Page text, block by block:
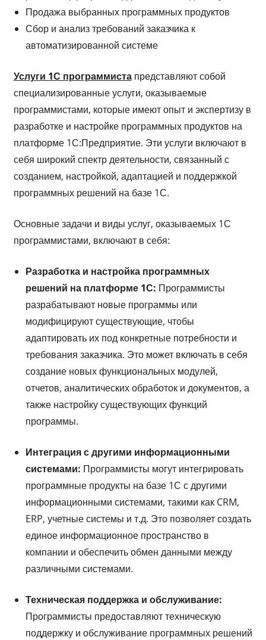
Продажа выбранных программных продуктов
Сбор и анализ требований заказчика к
автоматизированной системе
Услуги 1С программистапредставляют собой
специализированные услуги, оказываемые
программистами, которые имеют опыт и экспертизу в
разработке и настройке программных продуктов на
платформе 1С:Предприятие. Эти услуги включают в
себя широкий спектр деятельности, связанный с
созданием, настройкой, адаптацией и поддержкой
программных решений на базе 1С.
Основные задачи и виды услуг, оказываемых 1С
программистами, включают в себя:
Разработка и настройка программных
решений на платформе 1С: Программисты
разрабатывают новые программы или
модифицируют существующие, чтобы
адаптировать их под конкретные потребности и
требования заказчика. Это может включать в себя
создание новых функциональных модулей,
отчетов, аналитических обработок и документов, а
также настройку существующих функций
программы.
Интеграция с другими информационными
системами: Программисты могут интегрировать
программные продукты на базе 1С с другими
информационными системами, такими как CRM,
ERP, учетные системы и т.д. Это позволяет создать
единое информационное пространство в
компании и обеспечить обмен данными между
различными системами.
Техническая поддержка и обслуживание:
Программисты предоставляют техническую
поддержку и обслуживание программных решений